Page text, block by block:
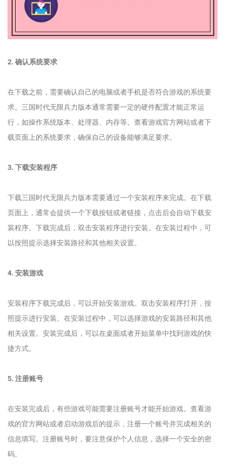
2. 确认系统要求
在下载之前，需要确认自己的电脑或者手机是否符合游戏的系统要
求。三国时代无限兵力版本通常需要一定的硬件配置才能正常运
行，如操作系统版本、处理器、内存等。查看游戏官方网站或者下
载页面上的系统要求，确保自己的设备能够满足要求。
3. 下载安装程序
下载三国时代无限兵力版本需要通过一个安装程序来完成。在下载
页面上，通常会提供一个下载按钮或者链接，点击后会自动下载安
装程序。下载完成后，双击安装程序进行安装。在安装过程中，可
以按照提示选择安装路径和其他相关设置。
4. 安装游戏
安装程序下载完成后，可以开始安装游戏。双击安装程序打开，按
照提示进行安装。在安装过程中，可以选择游戏的安装路径和其他
相关设置。安装完成后，可以在桌面或者开始菜单中找到游戏的快
捷方式。
5. 注册账号
在安装完成后，有些游戏可能需要注册账号才能开始游戏。查看游
戏的官方网站或者启动游戏后的提示，注册一个账号并完成相关的
信息填写。注册账号时，要注意保护个人信息，选择一个安全的密
码。